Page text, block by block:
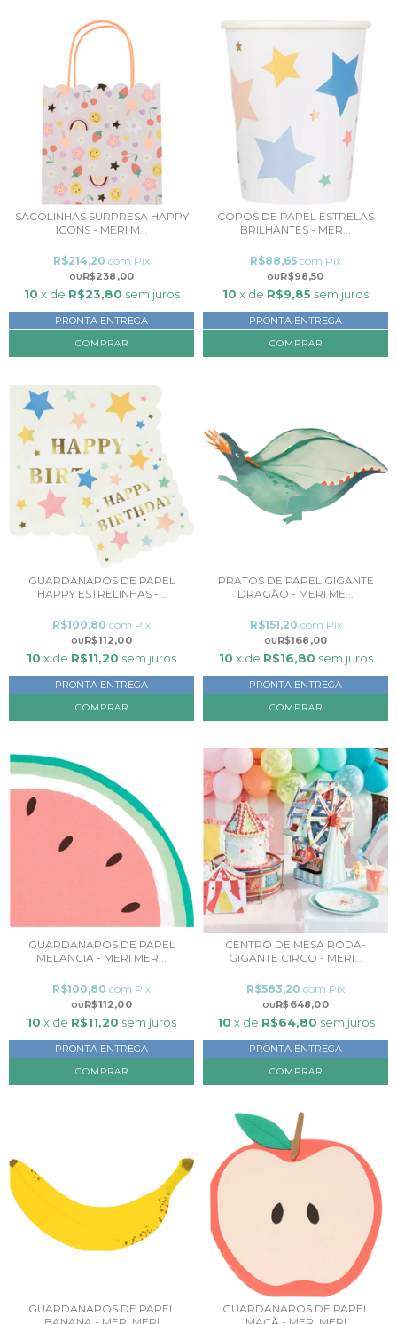
SACOLINHAS SURPRESA HAPPY
ICONS - MERI M...
R$238,00
R$214,20 com Pix
10 x de R$23,80 sem juros
PRONTA ENTREGA
COPOS DE PAPEL ESTRELAS
BRILHANTES - MER...
R$98,50
R$88,65 com Pix
10 x de R$9,85 sem juros
PRONTA ENTREGA
GUARDANAPOS DE PAPEL
HAPPY ESTRELINHAS -...
R$112,00
R$100,80 com Pix
10 x de R$11,20 sem juros
PRONTA ENTREGA
COMPRAR
PRATOS DE PAPEL GIGANTE
DRAGÃO - MERI ME...
R$168,00
R$151,20 com Pix
10 x de R$16,80 sem juros
PRONTA ENTREGA
GUARDANAPOS DE PAPEL
MELANCIA - MERI MER...
R$112,00
R$100,80 com Pix
10 x de R$11,20 sem juros
PRONTA ENTREGA
CENTRO DE MESA RODA-
GIGANTE CIRCO - MERI...
R$648,00
R$583,20 com Pix
10 x de R$64,80 sem juros
PRONTA ENTREGA
GUARDANAPOS DE PAPEL
GUARDANAPOS DE PAPEL